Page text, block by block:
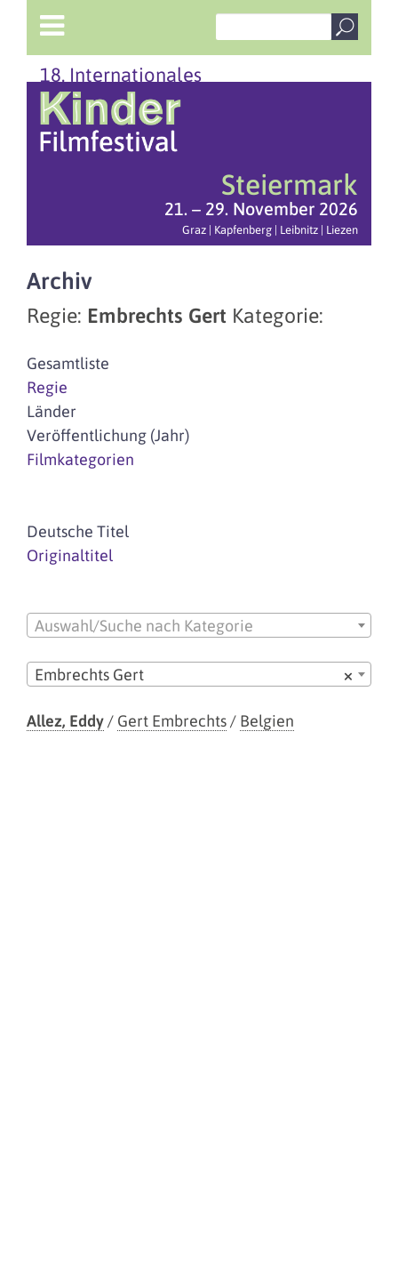
18. Internationales
Steiermark
21. – 29. November 2026
Graz | Kapfenberg | Leibnitz | Liezen
Archiv
Regie: Embrechts Gert Kategorie:
Gesamtliste
Regie
Länder
Veröffentlichung (Jahr)
Filmkategorien
Deutsche Titel
Originaltitel
Auswahl/Suche nach Kategorie
×
Embrechts Gert
Allez, Eddy/ Gert Embrechts/ Belgien